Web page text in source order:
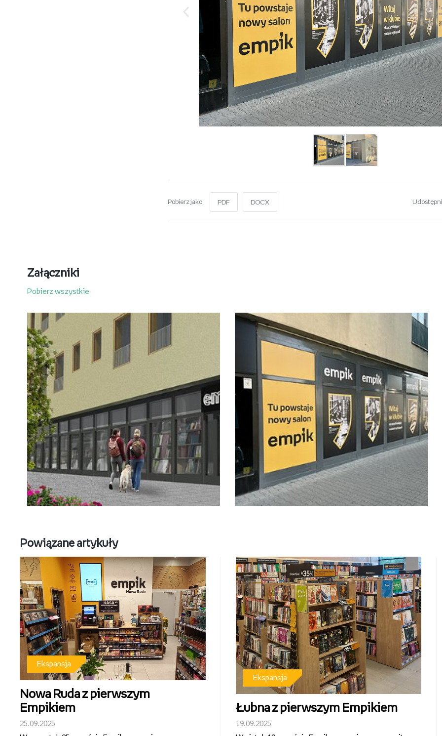
Pobierz jako PDF DOCX
Załączniki
Pobierz wszystkie
Powiązane artykuły
Ekspansja
Nowa Ruda z pierwszym
Empikiem
25.09.2025
Ekspansja
Łubna z pierwszym Empikiem
19.09.2025